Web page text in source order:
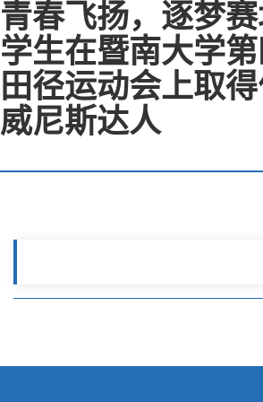
青春飞扬，逐梦
学生在暨南大学
田径运动会上取
威尼斯达人